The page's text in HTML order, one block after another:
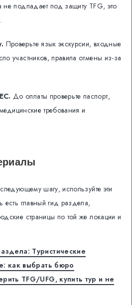
подпадает под защиту TFG, это
Проверьте язык экскурсии, входные
участников, правила отмены из-за
До оплаты проверьте паспорт,
требования и
шагу, используйте эти
есть главный гид раздела,
страницы по той же локации и
Туристические
как выбрать бюро
TFG/UFG, купить тур и не